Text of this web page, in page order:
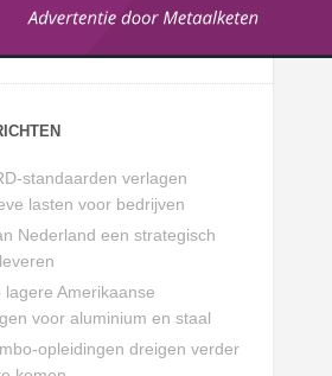
standaarden verlagen
lasten voor bedrijven
Nederland een strategisch
lagere Amerikaanse
voor aluminium en staal
opleidingen dreigen verder